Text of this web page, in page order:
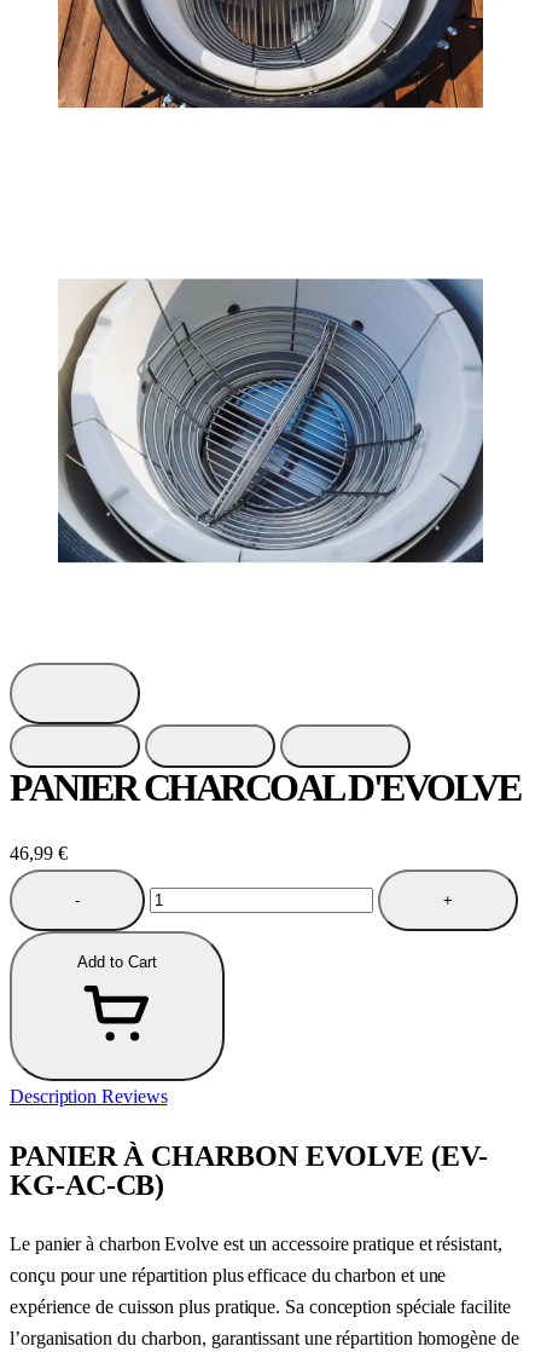
PANIER CHARCOAL D'EVOLVE
46,99 €
- +
Add to Cart
DescriptionReviews
PANIER À CHARBON EVOLVE (EV-
KG-AC-CB)
Le panier à charbon Evolve est un accessoire pratique et résistant,
conçu pour une répartition plus efficace du charbon et une
expérience de cuisson plus pratique. Sa conception spéciale facilite
l’organisation du charbon, garantissant une répartition homogène de